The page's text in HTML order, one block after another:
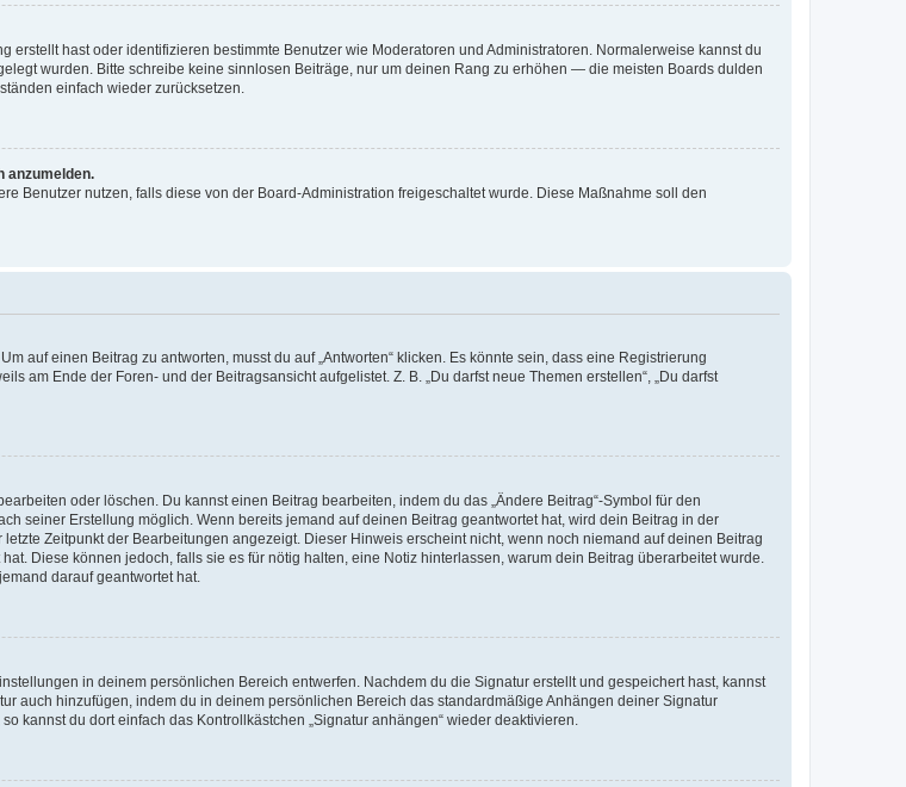
hast oder identifizieren bestimmte Benutzer wie Moderatoren und Administratoren. Normalerweise kannst du
wurden. Bitte schreibe keine sinnlosen Beiträge, nur um deinen Rang zu erhöhen — die meisten Boards dulden
einfach wieder zurücksetzen.
anzumelden.
Benutzer nutzen, falls diese von der Board-Administration freigeschaltet wurde. Diese Maßnahme soll den
auf einen Beitrag zu antworten, musst du auf „Antworten“ klicken. Es könnte sein, dass eine Registrierung
am Ende der Foren- und der Beitragsansicht aufgelistet. Z. B. „Du darfst neue Themen erstellen“, „Du darfst
oder löschen. Du kannst einen Beitrag bearbeiten, indem du das „Ändere Beitrag“-Symbol für den
seiner Erstellung möglich. Wenn bereits jemand auf deinen Beitrag geantwortet hat, wird dein Beitrag in der
Zeitpunkt der Bearbeitungen angezeigt. Dieser Hinweis erscheint nicht, wenn noch niemand auf deinen Beitrag
Diese können jedoch, falls sie es für nötig halten, eine Notiz hinterlassen, warum dein Beitrag überarbeitet wurde.
darauf geantwortet hat.
in deinem persönlichen Bereich entwerfen. Nachdem du die Signatur erstellt und gespeichert hast, kannst
auch hinzufügen, indem du in deinem persönlichen Bereich das standardmäßige Anhängen deiner Signatur
kannst du dort einfach das Kontrollkästchen „Signatur anhängen“ wieder deaktivieren.